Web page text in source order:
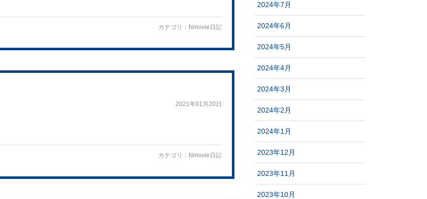
カテゴリ： Nmovie日記
2021年01月20日
カテゴリ： Nmovie日記
2024年7月
2024年6月
2024年5月
2024年4月
2024年3月
2024年2月
2024年1月
2023年12月
2023年11月
2023年10月